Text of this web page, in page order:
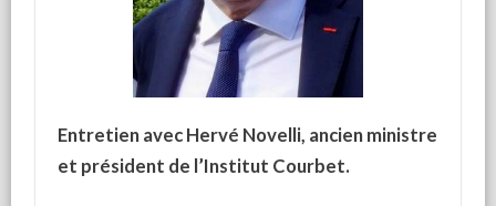
Entretien avec Hervé Novelli, ancien ministre
et président de l’Institut Courbet.